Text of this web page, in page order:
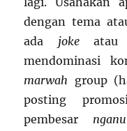
dengan tema
ada jokeatau
mendominasi
marwah group
posting
pembesar nganu